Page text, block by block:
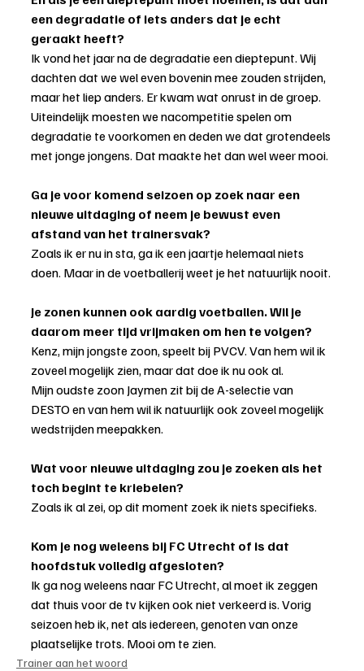
een degradatie of iets anders dat je echt
geraakt heeft?
Ik vond het jaar na de degradatie een dieptepunt. Wij
dachten dat we wel even bovenin mee zouden strijden,
maar het liep anders. Er kwam wat onrust in de groep.
Uiteindelijk moesten we nacompetitie spelen om
degradatie te voorkomen en deden we dat grotendeels
met jonge jongens. Dat maakte het dan wel weer mooi.
Ga je voor komend seizoen op zoek naar een
nieuwe uitdaging of neem je bewust even
afstand van het trainersvak?
Zoals ik er nu in sta, ga ik een jaartje helemaal niets
doen. Maar in de voetballerij weet je het natuurlijk nooit.
Je zonen kunnen ook aardig voetballen. Wil je
daarom meer tijd vrijmaken om hen te volgen?
Kenz, mijn jongste zoon, speelt bij PVCV. Van hem wil ik
zoveel mogelijk zien, maar dat doe ik nu ook al.
Mijn oudste zoon Jaymen zit bij de A-selectie van
DESTO en van hem wil ik natuurlijk ook zoveel mogelijk
wedstrijden meepakken.
Wat voor nieuwe uitdaging zou je zoeken als het
toch begint te kriebelen?
Zoals ik al zei, op dit moment zoek ik niets specifieks.
Kom je nog weleens bij FC Utrecht of is dat
hoofdstuk volledig afgesloten?
Ik ga nog weleens naar FC Utrecht, al moet ik zeggen
dat thuis voor de tv kijken ook niet verkeerd is. Vorig
seizoen heb ik, net als iedereen, genoten van onze
plaatselijke trots. Mooi om te zien.
Trainer aan het woord